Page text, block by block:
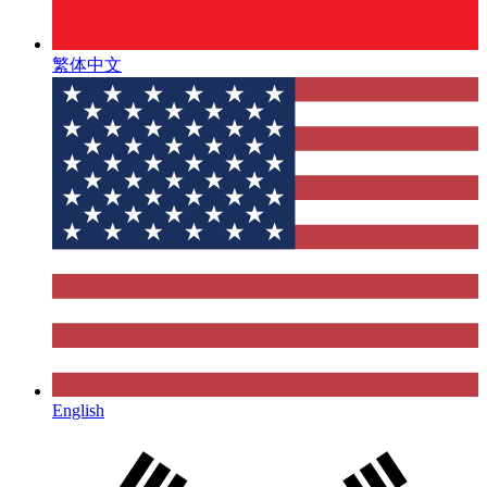
繁体中文
English